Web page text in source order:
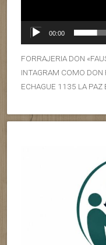
00:00
FORRAJERIA DON
INTAGRAM COMO DON
ECHAGUE 1135 LA PAZ